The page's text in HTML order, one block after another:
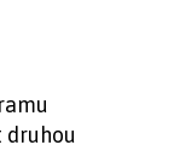
druhou